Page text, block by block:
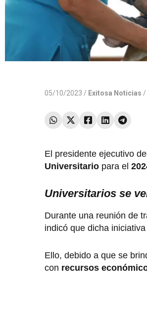
05/10/2023 / Exitosa Noticias /
El presidente ejecutivo
Universitario para el
Universitarios se
Durante una reunión de
indicó que dicha
Ello, debido a que se
con recursos